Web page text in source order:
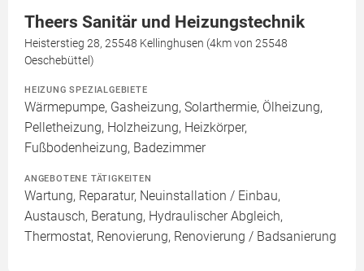
Theers Sanitär und Heizungstechnik
Heisterstieg 28, 25548 Kellinghusen (4km von 25548
Oeschebüttel)
HEIZUNG SPEZIALGEBIETE
Wärmepumpe, Gasheizung, Solarthermie, Ölheizung,
Pelletheizung, Holzheizung, Heizkörper,
Fußbodenheizung, Badezimmer
ANGEBOTENE TÄTIGKEITEN
Wartung, Reparatur, Neuinstallation / Einbau,
Austausch, Beratung, Hydraulischer Abgleich,
Thermostat, Renovierung, Renovierung / Badsanierung